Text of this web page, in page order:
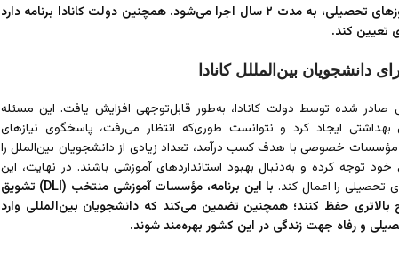
سیاست جدید کانادا در تعیین سقف برای مجوزهای تحصیلی، به مدت ۲ سال اجرا می‌شود. همچنین دولت کانادا برنامه دارد
بین‌المللل کانادا
شده توسط دولت کانادا، به‌طور قابل‌توجهی افزایش یافت. این مسئله
ایجاد کرد و نتوانست طوری‌که انتظار می‌رفت، پاسخگوی نیازهای
مؤسسات خصوصی با هدف کسب درآمد، تعداد زیادی از دانشجویان بین‌الملل را
توجه کرده و به‌دنبال بهبود استانداردهای آموزشی باشند. در نهایت، این
تحصیلی را اعمال کند.
با این برنامه، مؤسسات آموزشی منتخب (DLI) تشویق
حفظ کنند؛ همچنین تضمین می‌کند که دانشجویان بین‌المللی وارد
و رفاه جهت زندگی در این کشور بهره‌مند شوند.